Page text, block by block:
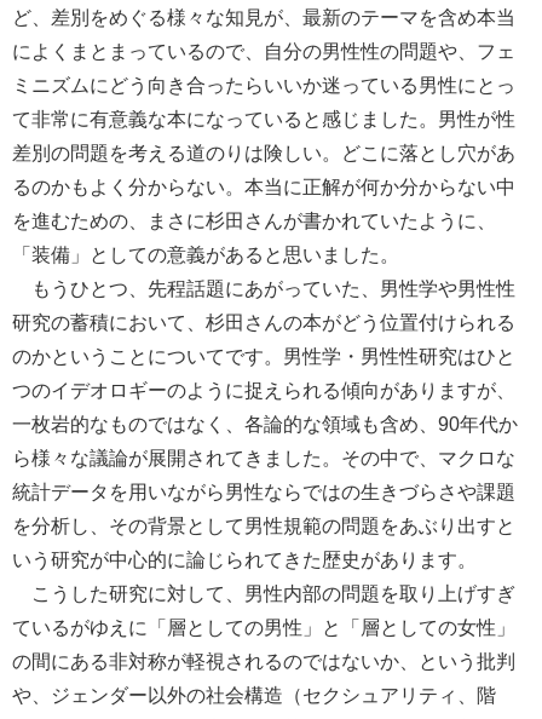
ど、差別をめぐる様々な知見が、最新のテーマを含め本当
によくまとまっているので、自分の男性性の問題や、フェ
ミニズムにどう向き合ったらいいか迷っている男性にとっ
て非常に有意義な本になっていると感じました。男性が性
差別の問題を考える道のりは険しい。どこに落とし穴があ
るのかもよく分からない。本当に正解が何か分からない中
を進むための、まさに杉田さんが書かれていたように、
「装備」としての意義があると思いました。
もうひとつ、先程話題にあがっていた、男性学や男性性
研究の蓄積において、杉田さんの本がどう位置付けられる
のかということについてです。男性学・男性性研究はひと
つのイデオロギーのように捉えられる傾向がありますが、
一枚岩的なものではなく、各論的な領域も含め、90年代か
ら様々な議論が展開されてきました。その中で、マクロな
統計データを用いながら男性ならではの生きづらさや課題
を分析し、その背景として男性規範の問題をあぶり出すと
いう研究が中心的に論じられてきた歴史があります。
こうした研究に対して、男性内部の問題を取り上げすぎ
ているがゆえに「層としての男性」と「層としての女性」
の間にある非対称が軽視されるのではないか、という批判
や、ジェンダー以外の社会構造（セクシュアリティ、階